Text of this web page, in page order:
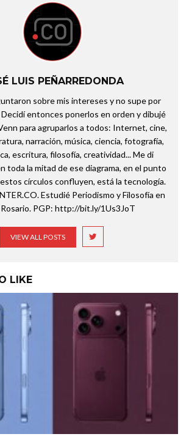
LUIS PEÑARREDONDA
sobre mis intereses y no supe por
Decidí entonces ponerlos en orden y dibujé
para agruparlos a todos: Internet, cine,
narración, música, ciencia, fotografía,
escritura, filosofía, creatividad... Me di
toda la mitad de ese diagrama, en el punto
círculos confluyen, está la tecnología.
Estudié Periodismo y Filosofía en
Rosario. PGP: http://bit.ly/1Us3JoT
VIEW ALL POSTS
LIKE